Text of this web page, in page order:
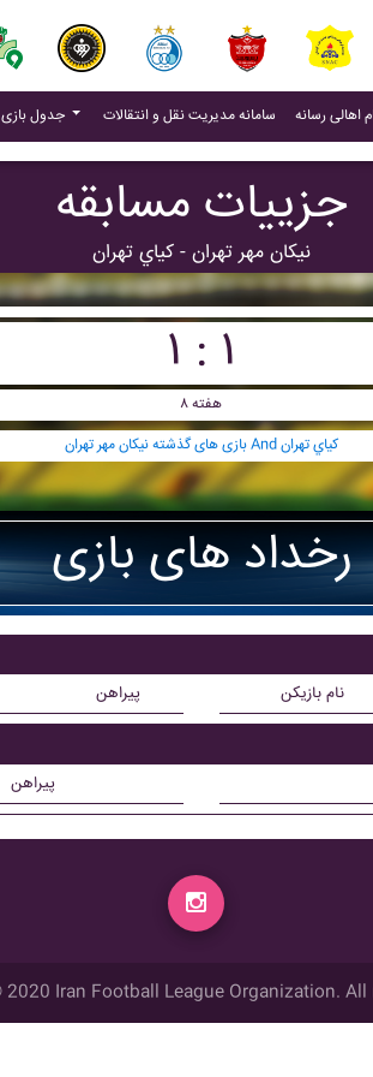
جدول بازی ها سامانه مدیریت نقل و انتقالات (current)
اهالی رسانه
جزییات مسابقه
نيکان مهر تهران - کياي تهران
۱ : ۱
هفته ۸
بازی های گذشته نيکان مهر تهران And کياي تهران
رخداد های بازی
پیراهن
پیراهن
نام بازیکن
Iran Football League Organization. All